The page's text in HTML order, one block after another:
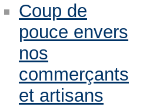
Coup de
pouce envers
nos
commerçants
et artisans